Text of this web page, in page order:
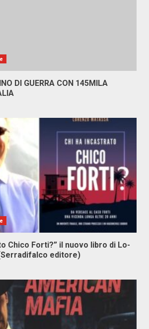
DI GUERRA CON 145MILA
Chi­co For­ti?” il nuo­vo li­bro di Lo­
edi­to­re)